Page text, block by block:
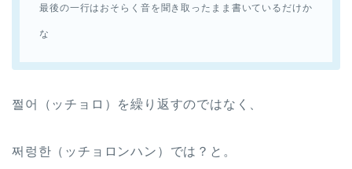
最後の一行はおそらく音を聞き取ったまま書いているだけか
な
쩔어（ッチョロ）を繰り返すのではなく、
쩌렁한（ッチョロンハン）では？と。